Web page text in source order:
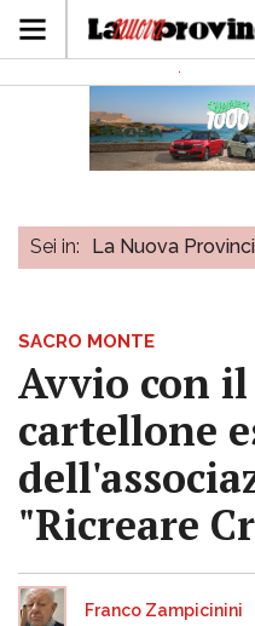
Sei in: La Nuova
SACRO MONTE
Avvio con
cartellone
"Ricreare
Franco Zampicinini